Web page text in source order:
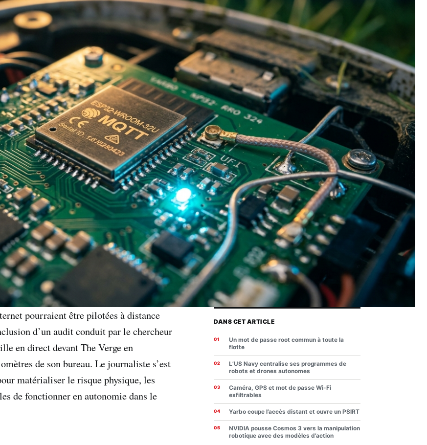
pourraient être pilotées à distance
d’un audit conduit par le chercheur
en direct devant The Verge en
de son bureau. Le journaliste s’est
matérialiser le risque physique, les
de fonctionner en autonomie dans le
DANS CET ARTICLE
Un mot de passe root commun à toute la
flotte
L’US Navy centralise ses programmes de
robots et drones autonomes
Caméra, GPS et mot de passe Wi-Fi
exfiltrables
Yarbo coupe l’accès distant et ouvre un PSIRT
NVIDIA pousse Cosmos 3 vers la manipulation
robotique avec des modèles d’action